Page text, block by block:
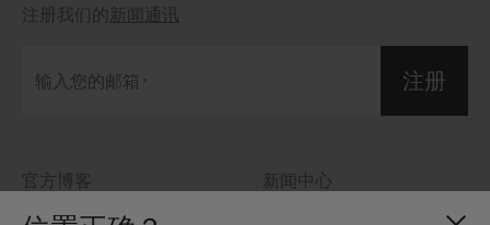
官方博客
关于我们
新闻中心
注册我们的新闻通讯
输入您的邮箱 注册